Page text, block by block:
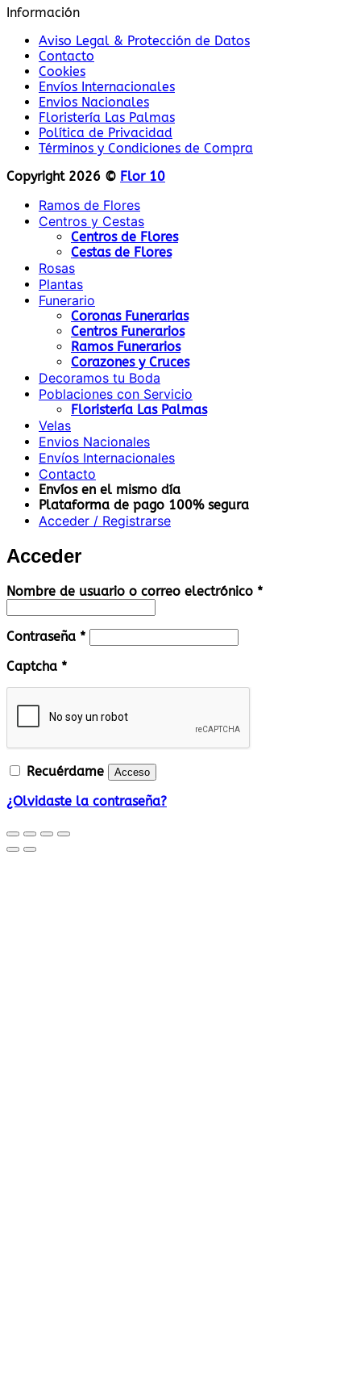
Información
Aviso Legal & Protección de Datos
Contacto
Cookies
Envíos Internacionales
Envios Nacionales
Floristería Las Palmas
Política de Privacidad
Términos y Condiciones de Compra
Copyright 2026 © Flor 10
Ramos de Flores
Centros y Cestas
Centros de Flores
Cestas de Flores
Rosas
Plantas
Funerario
Coronas Funerarias
Centros Funerarios
Ramos Funerarios
Corazones y Cruces
Decoramos tu Boda
Poblaciones con Servicio
Floristería Las Palmas
Velas
Envios Nacionales
Envíos Internacionales
Contacto
Envíos en el mismo día
Plataforma de pago 100% segura
Acceder / Registrarse
Acceder
Nombre de usuario o correo electrónico *Obligatorio
Contraseña *Obligatorio
Captcha *
Recuérdame Acceso
¿Olvidaste la contraseña?